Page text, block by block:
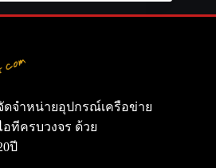
จัดจำหน่ายอุปกรณ์เครือข่าย
ทีครบวงจร ด้วย
ปี